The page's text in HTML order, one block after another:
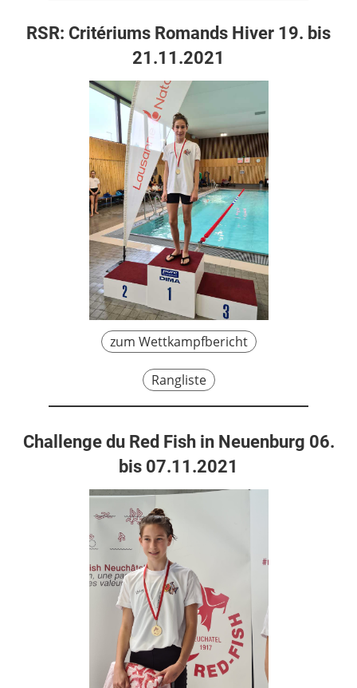
RSR: Critériums Romands Hiver 19. bis
21.11.2021
zum Wettkampfbericht
Rangliste
Challenge du Red Fish in Neuenburg 06.
bis 07.11.2021